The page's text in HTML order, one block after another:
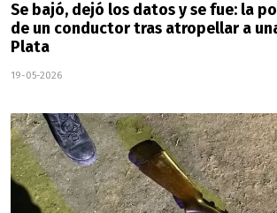
Se bajó, dejó los datos y se fue: la
de un conductor tras atropellar a
Plata
19-05-2026